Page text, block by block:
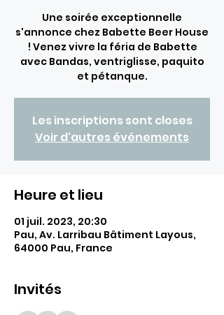
Une soirée exceptionnelle
s'annonce chez Babette Beer House
! Venez vivre la féria de Babette
avec Bandas, ventriglisse, paquito
et pétanque.
Les inscriptions sont closes
Voir d'autres événements
Heure et lieu
01 juil. 2023, 20:30
Pau, Av. Larribau Bâtiment Layous,
64000 Pau, France
Invités